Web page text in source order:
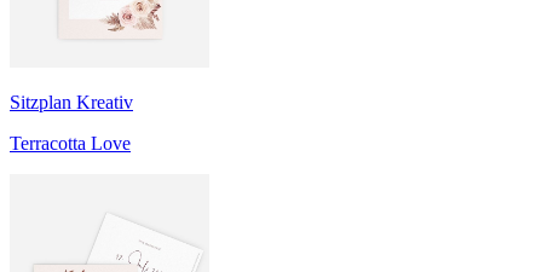
Sitzplan Kreativ
Terracotta Love